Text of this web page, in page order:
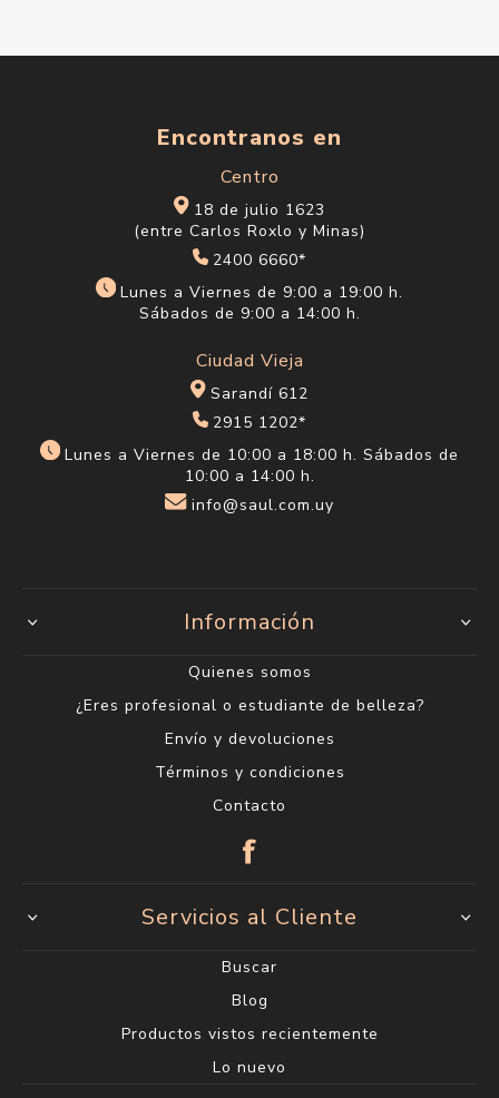
Encontranos en
Centro
18 de julio 1623
(entre Carlos Roxlo y Minas)
2400 6660*
Lunes a Viernes de 9:00 a 19:00 h.
Sábados de 9:00 a 14:00 h.
Ciudad Vieja
Sarandí 612
2915 1202*
Lunes a Viernes de 10:00 a 18:00 h. Sábados de
10:00 a 14:00 h.
info@saul.com.uy
Información
Quienes somos
¿Eres profesional o estudiante de belleza?
Envío y devoluciones
Términos y condiciones
Contacto
Servicios al Cliente
Buscar
Blog
Productos vistos recientemente
Lo nuevo